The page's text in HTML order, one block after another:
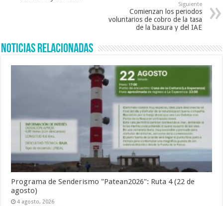
Siguiente
Comienzan los periodos
voluntarios de cobro de la tasa
de la basura y del IAE
Noticias Relacionadas
Programa de Senderismo "Patean2026": Ruta 4 (22 de
agosto)
4 agosto, 2026